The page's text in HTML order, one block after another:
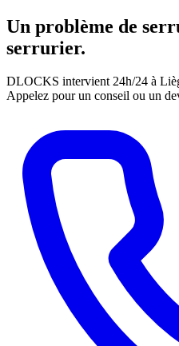
Un problème de
serrurier.
DLOCKS intervient 24h/24 à
Appelez pour un conseil ou un